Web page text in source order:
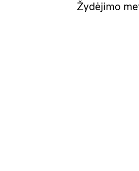
Žydėjimo